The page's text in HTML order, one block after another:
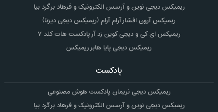
ریمیکس دیجی نوین و آرسس الکترونیک و فرهاد برگرد بیا
ریمیکس آرون افشار آرام آرام (ریمیکس دیجی دیزنا)
ریمیکس ای کی و دیجی کوین زد آر پادکست هات کلد ۷
ریمیکس دیجی پایا هابر ریمیکس
پادکست
ریمیکس دیجی نریمان پادکست هوش مصنوعی
ریمیکس دیجی نوین و آرسس الکترونیک و فرهاد برگرد بیا